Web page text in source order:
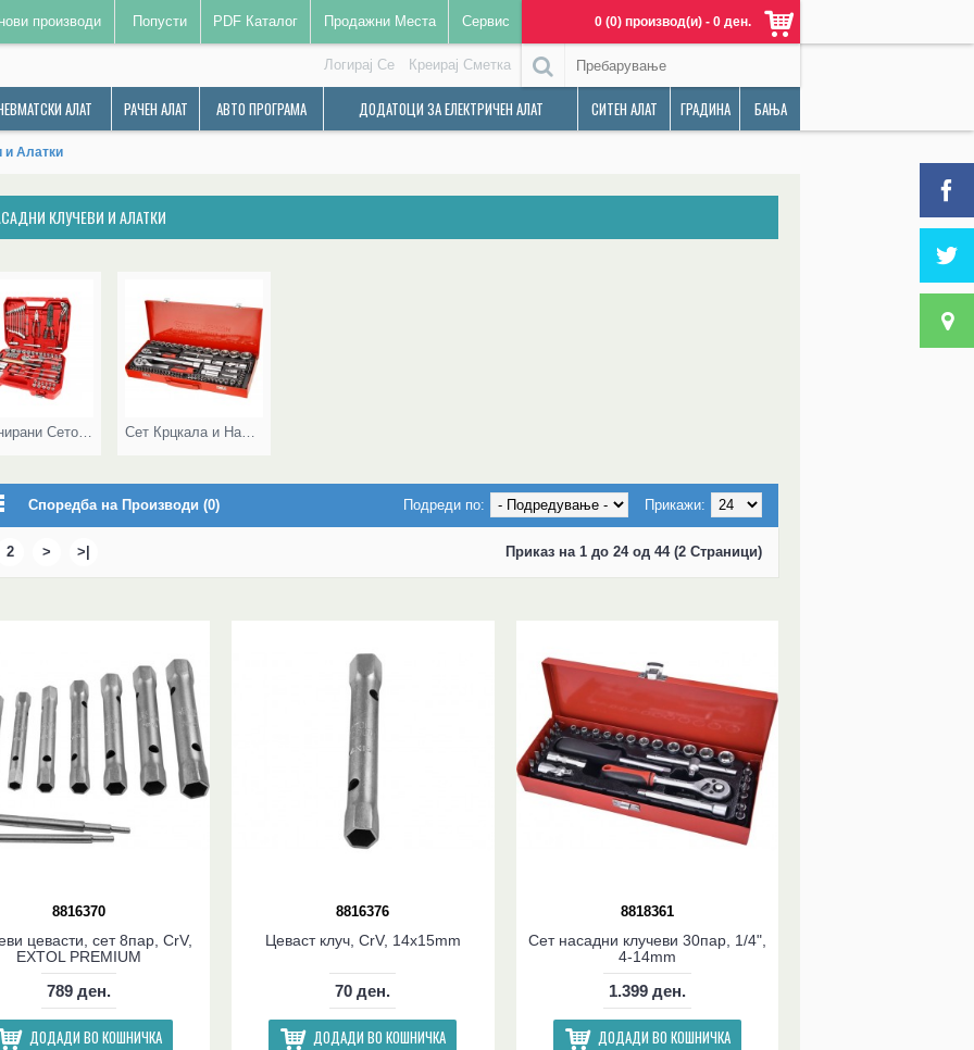
производи Попусти PDF Каталог Продажни Места Сервис 0 (0) производ(и) - 0 ден.
Логирај Се Креирај Сметка
АЛАТ РАЧЕН АЛАТ АВТО ПРОГРАМА ДОДАТОЦИ ЗА ЕЛЕКТРИЧЕН АЛАТ СИТЕН АЛАТ ГРАДИНА БАЊА
и Алатки
КЛУЧЕВИ И АЛАТКИ
Сет Крцкала и Насадни Клучеви
Споредба на Производи (0) Прикажи:
Подреди по:
2 > >| Приказ на 1 до 24 од 44 (2 Страници)
8816370
цевасти, сет 8пар, CrV,
EXTOL PREMIUM
789 ден.
ДОДАДИ ВО КОШНИЧКА
8816376
Цеваст клуч, CrV, 14x15mm
70 ден.
ДОДАДИ ВО КОШНИЧКА
8818361
Сет насадни клучеви 30пар, 1/4",
4-14mm
1.399 ден.
ДОДАДИ ВО КОШНИЧКА